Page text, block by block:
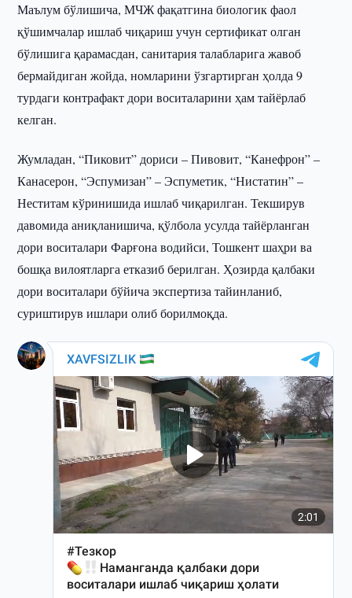
Маълум бўлишича, МЧЖ фақатгина биологик фаол
қўшимчалар ишлаб чиқариш учун сертификат олган
бўлишига қарамасдан, санитария талабларига жавоб
бермайдиган жойда, номларини ўзгартирган ҳолда 9
турдаги контрафакт дори воситаларини ҳам тайёрлаб
келган.
Жумладан, “Пиковит” дориси – Пивовит, “Канефрон” –
Канасерон, “Эспумизан” – Эспуметик, “Нистатин” –
Неститам кўринишида ишлаб чиқарилган. Текширув
давомида аниқланишича, қўлбола усулда тайёрланган
дори воситалари Фарғона водийси, Тошкент шаҳри ва
бошқа вилоятларга етказиб берилган. Ҳозирда қалбаки
дори воситалари бўйича экспертиза тайинланиб,
суриштирув ишлари олиб борилмоқда.